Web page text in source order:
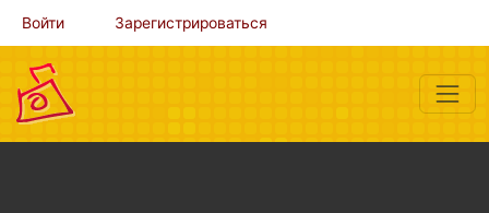
Войти Зарегистрироваться